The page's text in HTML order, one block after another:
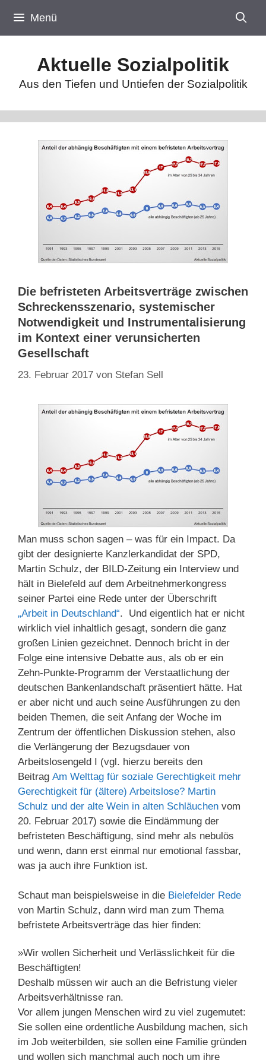
Inhalt
springen
Menü
Aktuelle Sozialpolitik
Aus den Tiefen und Untiefen der Sozialpolitik
Die befristeten Arbeitsverträge zwischen
Schreckensszenario, systemischer
Notwendigkeit und Instrumentalisierung
im Kontext einer verunsicherten
Gesellschaft
23. Februar 2017 von Stefan Sell
Man muss schon sagen – was für ein Impact. Da
gibt der designierte Kanzlerkandidat der SPD,
Martin Schulz, der BILD-Zeitung ein Interview und
hält in Bielefeld auf dem Arbeitnehmerkongress
seiner Partei eine Rede unter der Überschrift
„Arbeit in Deutschland“. Und eigentlich hat er nicht
wirklich viel inhaltlich gesagt, sondern die ganz
großen Linien gezeichnet. Dennoch bricht in der
Folge eine intensive Debatte aus, als ob er ein
Zehn-Punkte-Programm der Verstaatlichung der
deutschen Bankenlandschaft präsentiert hätte. Hat
er aber nicht und auch seine Ausführungen zu den
beiden Themen, die seit Anfang der Woche im
Zentrum der öffentlichen Diskussion stehen, also
die Verlängerung der Bezugsdauer von
Arbeitslosengeld I (vgl. hierzu bereits den
Beitrag Am Welttag für soziale Gerechtigkeit mehr
Gerechtigkeit für (ältere) Arbeitslose? Martin
Schulz und der alte Wein in alten Schläuchen vom
20. Februar 2017) sowie die Eindämmung der
befristeten Beschäftigung, sind mehr als nebulös
und wenn, dann erst einmal nur emotional fassbar,
was ja auch ihre Funktion ist.
Schaut man beispielsweise in die Bielefelder Rede
von Martin Schulz, dann wird man zum Thema
befristete Arbeitsverträge das hier finden:
»Wir wollen Sicherheit und Verlässlichkeit für die
Beschäftigten!
Deshalb müssen wir auch an die Befristung vieler
Arbeitsverhältnisse ran.
Vor allem jungen Menschen wird zu viel zugemutet:
Sie sollen eine ordentliche Ausbildung machen, sich
im Job weiterbilden, sie sollen eine Familie gründen
und wollen sich manchmal auch noch um ihre